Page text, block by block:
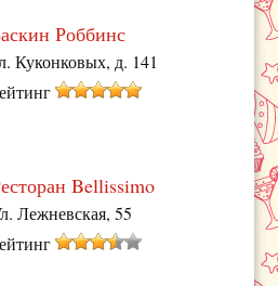
Роббинс
Куконковых, д. 141
Bellissimo
Лежневская, 55